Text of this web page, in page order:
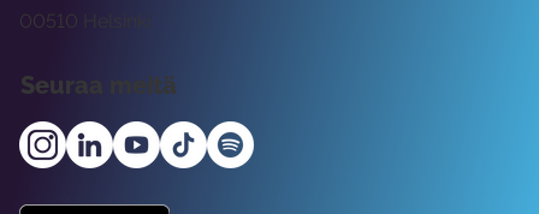
00510 Helsinki
Seuraa meitä